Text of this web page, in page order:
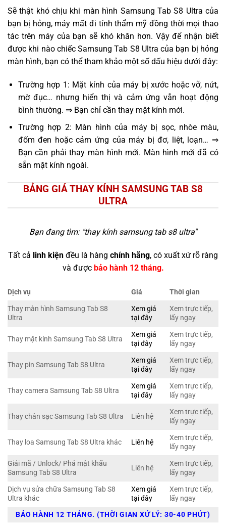
Sẽ thật khó chịu khi màn hình Samsung Tab S8 Ultra của
bạn bị hỏng, máy mất đi tính thẩm mỹ đồng thời mọi thao
tác trên máy của bạn sẽ khó khăn hơn. Vậy để nhận biết
được khi nào chiếc Samsung Tab S8 Ultra của bạn bị hỏng
màn hình, bạn có thể tham khảo một số dấu hiệu dưới đây:
Trường hợp 1: Mặt kính của máy bị xước hoặc vỡ, nứt,
mờ đục… nhưng hiển thị và cảm ứng vẫn hoạt động
bình thường. ⇒ Bạn chỉ cần thay mặt kính mới.
Trường hợp 2: Màn hình của máy bị sọc, nhòe màu,
đốm đen hoặc cảm ứng của máy bị đơ, liệt, loạn… ⇒
Bạn cần phải thay màn hình mới. Màn hình mới đã có
sẵn mặt kính ngoài.
BẢNG GIÁ THAY KÍNH SAMSUNG TAB S8
ULTRA
Bạn đang tìm: "thay kính samsung tab s8 ultra"
Tất cả linh kiện đều là hàng chính hãng, có xuất xứ rõ ràng
và được bảo hành 12 tháng.
Dịch vụ Giá
Thời gian
Thay màn hình Samsung Tab S8
Ultra
Xem giá
tại đây
Xem trực tiếp,
lấy ngay
Thay mặt kính Samsung Tab S8 Ultra
Xem giá
tại đây
Xem trực tiếp,
lấy ngay
Thay pin Samsung Tab S8 Ultra
Xem giá
tại đây
Xem trực tiếp,
lấy ngay
Thay camera Samsung Tab S8 Ultra
Xem giá
tại đây
Xem trực tiếp,
lấy ngay
Thay chân sạc Samsung Tab S8 Ultra Liên hệ
Xem trực tiếp,
lấy ngay
Thay loa Samsung Tab S8 Ultra khác Liên hệ
Xem trực tiếp,
lấy ngay
Giải mã / Unlock/ Phá mật khẩu
Samsung Tab S8 Ultra
Liên hệ
Xem trực tiếp,
lấy ngay
Dịch vụ sửa chữa Samsung Tab S8
Ultra khác
Xem giá
tại đây
Xem trực tiếp,
lấy ngay
BẢO HÀNH 12 THÁNG. (THỜI GIAN XỬ LÝ: 30-40 PHÚT)